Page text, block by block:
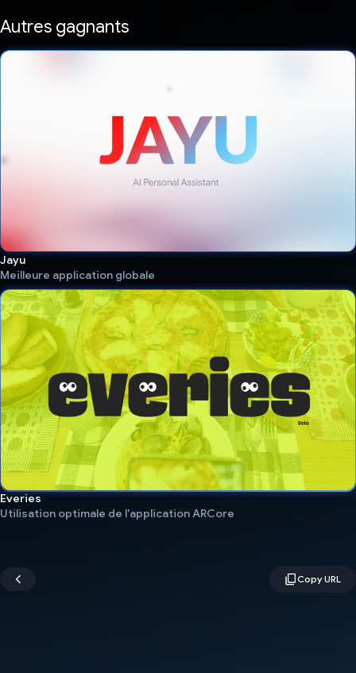
Autres gagnants
Jayu
Meilleure application globale
Everies
Utilisation optimale de l'application ARCore